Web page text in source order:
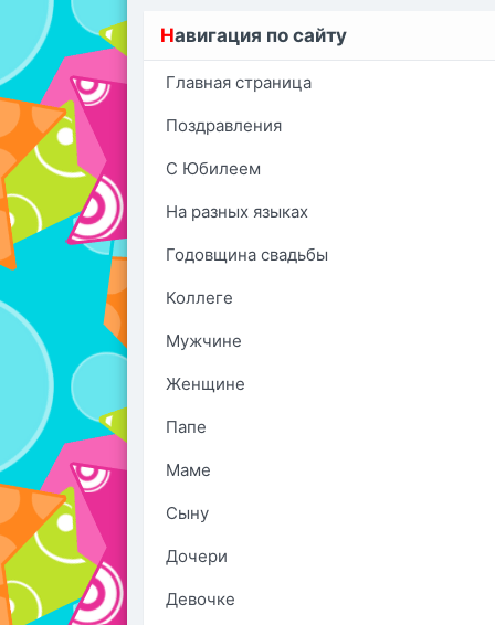
Навигация по сайту
Главная страница
Поздравления
С Юбилеем
На разных языках
Годовщина свадьбы
Коллеге
Мужчине
Женщине
Папе
Маме
Сыну
Дочери
Девочке